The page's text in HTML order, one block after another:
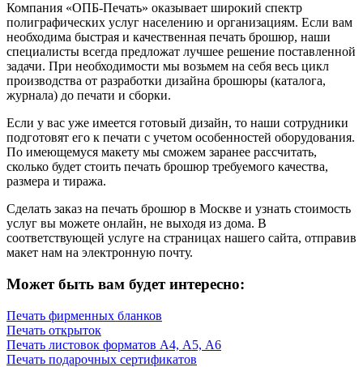
Компания «ОПБ-Печать» оказывает широкий спектр
полиграфических услуг населению и организациям. Если вам
необходима быстрая и качественная печать брошюр, наши
специалисты всегда предложат лучшее решение поставленной
задачи. При необходимости мы возьмем на себя весь цикл
производства от разработки дизайна брошюры (каталога,
журнала) до печати и сборки.
Если у вас уже имеется готовый дизайн, то наши сотрудники
подготовят его к печати с учетом особенностей оборудования.
По имеющемуся макету мы сможем заранее рассчитать,
сколько будет стоить печать брошюр требуемого качества,
размера и тиража.
Сделать заказ на печать брошюр в Москве и узнать стоимость
услуг вы можете онлайн, не выходя из дома. В
соответствующей услуге на страницах нашего сайта, отправив
макет нам на электронную почту.
Может быть вам будет интересно:
Печать фирменных бланков
Печать открыток
Печать листовок форматов А4, А5, А6
Печать подарочных сертификатов